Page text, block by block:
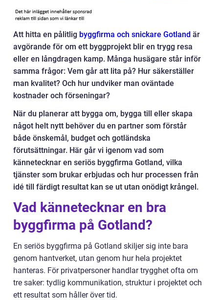
Att hitta en pålitlig byggfirma och snickare Gotland är
avgörande för om ett byggprojekt blir en trygg resa
eller en långdragen kamp. Många husägare står inför
samma frågor: Vem går att lita på? Hur säkerställer
man kvalitet? Och hur undviker man oväntade
kostnader och förseningar?
När du planerar att bygga om, bygga till eller skapa
något helt nytt behöver du en partner som förstår
både önskemål, budget och gotländska
förutsättningar. Här går vi igenom vad som
kännetecknar en seriös byggfirma Gotland, vilka
tjänster som brukar erbjudas och hur processen från
idé till färdigt resultat kan se ut utan onödigt krångel.
Vad kännetecknar en bra
byggfirma på Gotland?
En seriös byggfirma på Gotland skiljer sig inte bara
genom hantverket, utan genom hur hela projektet
hanteras. För privatpersoner handlar trygghet ofta om
tre saker: tydlig kommunikation, struktur i projektet och
ett resultat som håller över tid.